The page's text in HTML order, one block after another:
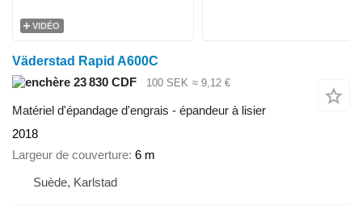
VIDÉO
Väderstad Rapid A600C
23 830 CDF
100 SEK ≈ 9,12 €
Matériel d'épandage d'engrais - épandeur à lisier
2018
Largeur de couverture 6 m
Suède, Karlstad